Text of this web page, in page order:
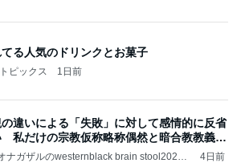
る人気のドリンクとお菓子
ピックス 1日前
違いによる「失敗」に対して感情的に反省
私だけの宗教仮称略称偶然と暗合教教義候
ナガザルのwesternblack brain stool2024
4日前